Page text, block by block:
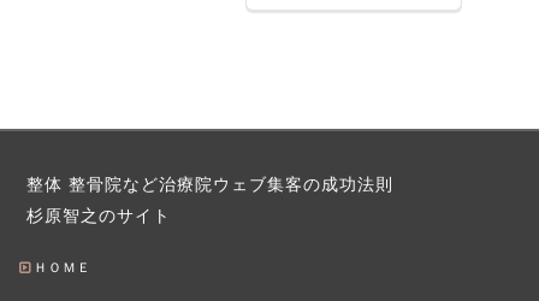
整体 整骨院など治療院ウェブ集客の成功法則
杉原智之のサイト
ＨＯＭＥ